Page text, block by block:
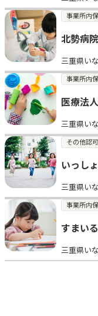
事業所内
北勢病
三重県い
事業所内
医療法
三重県い
その他認
いっし
三重県い
事業所内
すまい
三重県い